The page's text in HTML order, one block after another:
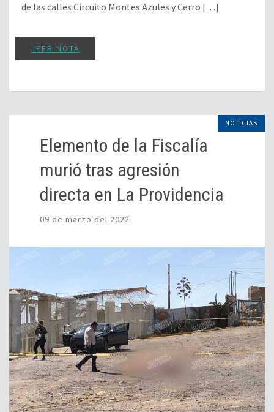
de las calles Circuito Montes Azules y Cerro […]
LEER NOTA
NOTICIAS
Elemento de la Fiscalía
murió tras agresión
directa en La Providencia
09 de marzo del 2022